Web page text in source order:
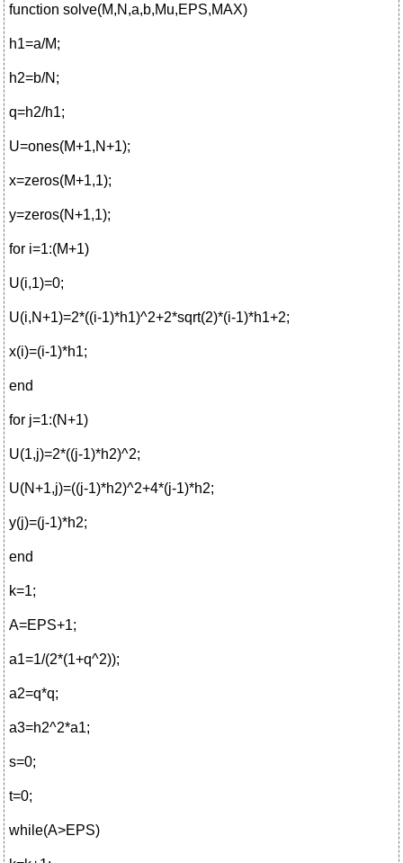
function solve(M,N,a,b,Mu,EPS,MAX)
h1=a/M;
h2=b/N;
q=h2/h1;
U=ones(M+1,N+1);
x=zeros(M+1,1);
y=zeros(N+1,1);
for i=1:(M+1)
U(i,1)=0;
U(i,N+1)=2*((i-1)*h1)^2+2*sqrt(2)*(i-1)*h1+2;
x(i)=(i-1)*h1;
end
for j=1:(N+1)
U(1,j)=2*((j-1)*h2)^2;
U(N+1,j)=((j-1)*h2)^2+4*(j-1)*h2;
y(j)=(j-1)*h2;
end
k=1;
A=EPS+1;
a1=1/(2*(1+q^2));
a2=q*q;
a3=h2^2*a1;
s=0;
t=0;
while(A>EPS)